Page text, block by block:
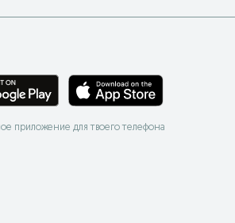
приложение для твоего телефона